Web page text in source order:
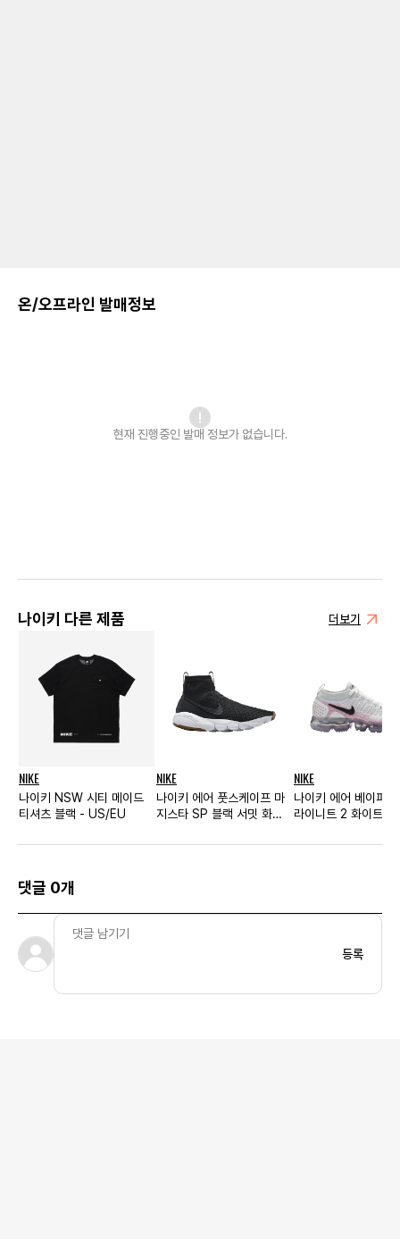
온/오프라인 발매정보
현재 진행중인 발매 정보가 없습니다.
나이키 다른 제품 더보기
NIKE
나이키 NSW 시티 메이드
티셔츠 블랙 - US/EU
NIKE
나이키 에어 풋스케이프 마
지스타 SP 블랙 서밋 화이
NIKE
나이키 에어 베이퍼
라이니트 2 화이트 하
댓글 0개
등록